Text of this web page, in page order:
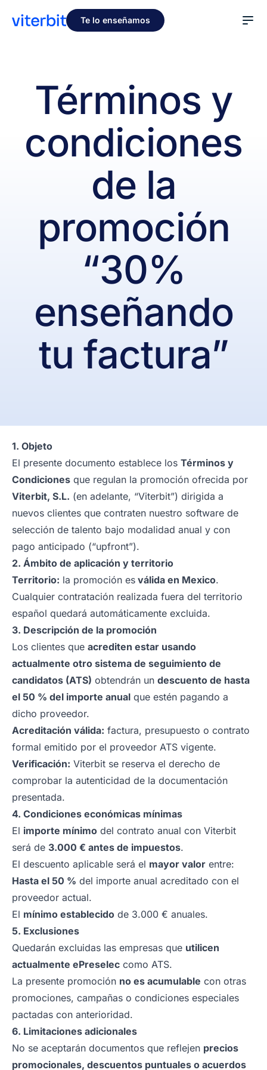
Te lo enseñamos
Términos y
condiciones
de la
promoción
“30%
enseñando
tu factura”
1. Objeto
El presente documento establece los Términos y
Condiciones que regulan la promoción ofrecida por
Viterbit, S.L. (en adelante, “Viterbit”) dirigida a
nuevos clientes que contraten nuestro software de
selección de talento bajo modalidad anual y con
pago anticipado (“upfront”).
2. Ámbito de aplicación y territorio
Territorio: la promoción es válida en Mexico.
Cualquier contratación realizada fuera del territorio
español quedará automáticamente excluida.
3. Descripción de la promoción
Los clientes que acrediten estar usando
actualmente otro sistema de seguimiento de
candidatos (ATS) obtendrán un descuento de hasta
el 50 % del importe anual que estén pagando a
dicho proveedor.
Acreditación válida: factura, presupuesto o contrato
formal emitido por el proveedor ATS vigente.
Verificación: Viterbit se reserva el derecho de
comprobar la autenticidad de la documentación
presentada.
4. Condiciones económicas mínimas
El importe mínimo del contrato anual con Viterbit
será de 3.000 € antes de impuestos.
El descuento aplicable será el mayor valor entre:
Hasta el 50 % del importe anual acreditado con el
proveedor actual.
El mínimo establecido de 3.000 € anuales.
5. Exclusiones
Quedarán excluidas las empresas que utilicen
actualmente ePreselec como ATS.
La presente promoción no es acumulable con otras
promociones, campañas o condiciones especiales
pactadas con anterioridad.
6. Limitaciones adicionales
No se aceptarán documentos que reflejen precios
promocionales, descuentos puntuales o acuerdos